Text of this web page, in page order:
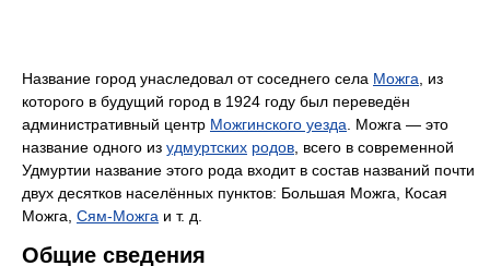
Название город унаследовал от соседнего села Можга , из
которого в будущий город в 1924 году был переведён
административный центр Можгинского уезда . Можга — это
название одного из удмуртских родов , всего в современной
Удмуртии название этого рода входит в состав названий почти
двух десятков населённых пунктов: Большая Можга, Косая
Можга, Сям-Можга и т. д.
Общие сведения